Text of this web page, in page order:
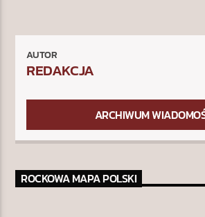
AUTOR
REDAKCJA
ARCHIWUM
ROCKOWA MAPA POLSKI